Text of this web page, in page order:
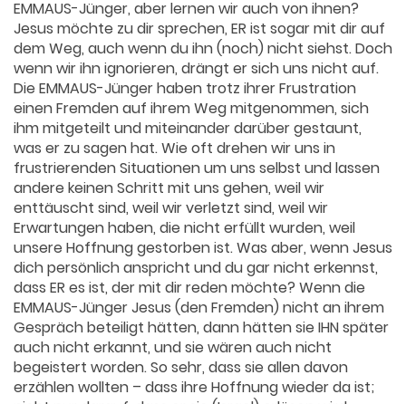
EMMAUS-Jünger, aber lernen wir auch von ihnen?
Jesus möchte zu dir sprechen, ER ist sogar mit dir auf
dem Weg, auch wenn du ihn (noch) nicht siehst. Doch
wenn wir ihn ignorieren, drängt er sich uns nicht auf.
Die EMMAUS-Jünger haben trotz ihrer Frustration
einen Fremden auf ihrem Weg mitgenommen, sich
ihm mitgeteilt und miteinander darüber gestaunt,
was er zu sagen hat. Wie oft drehen wir uns in
frustrierenden Situationen um uns selbst und lassen
andere keinen Schritt mit uns gehen, weil wir
enttäuscht sind, weil wir verletzt sind, weil wir
Erwartungen haben, die nicht erfüllt wurden, weil
unsere Hoffnung gestorben ist. Was aber, wenn Jesus
dich persönlich anspricht und du gar nicht erkennst,
dass ER es ist, der mit dir reden möchte? Wenn die
EMMAUS-Jünger Jesus (den Fremden) nicht an ihrem
Gespräch beteiligt hätten, dann hätten sie IHN später
auch nicht erkannt, und sie wären auch nicht
begeistert worden. So sehr, dass sie allen davon
erzählen wollten – dass ihre Hoffnung wieder da ist;